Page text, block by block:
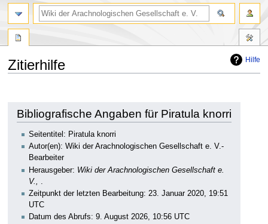
Hilfe
Zitierhilfe
springen
springen
Bibliografische Angaben für Piratula knorri
Seitentitel: Piratula knorri
Autor(en): Wiki der Arachnologischen Gesellschaft e. V.-
Bearbeiter
Herausgeber: Wiki der Arachnologischen Gesellschaft e.
V.,
Zeitpunkt der letzten Bearbeitung: 23. Januar 2020, 19:51
UTC
Datum des Abrufs: 9. August 2026, 10:56 UTC